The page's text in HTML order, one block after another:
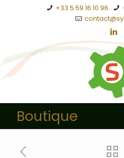
+33 5 59 16 10 96
Boutique